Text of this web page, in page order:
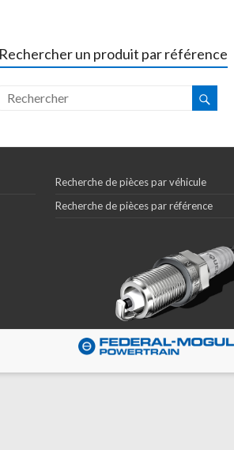
Rechercher un produit par référence
Recherche de pièces par véhicule
Recherche de pièces par référence